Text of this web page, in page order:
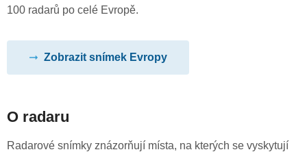
100 radarů po celé Evropě.
Zobrazit snímek Evropy
O radaru
Radarové snímky znázorňují místa, na kterých se vyskytují